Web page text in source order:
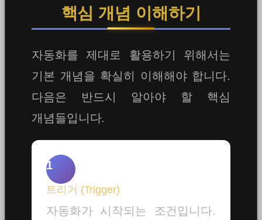
핵심 개념 이해하기
자동화를 제대로 활용하기 위해서는
기본 개념을 확실히 이해해야 합니다.
다음은 반드시 알아야 할 핵심
개념들입니다.
1
트리거 (Trigger)
자동화가 시작되는 조건입니다.